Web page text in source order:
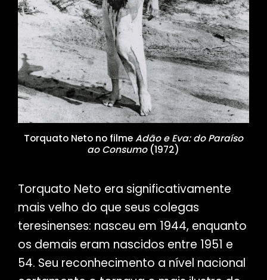
Torquato Neto no filmeAdão e Eva: do Paraíso
ao Consumo(1972)
Torquato Neto era significativamente
mais velho do que seus colegas
teresinenses: nasceu em 1944, enquanto
os demais eram nascidos entre 1951 e
54. Seu reconhecimento a nível nacional